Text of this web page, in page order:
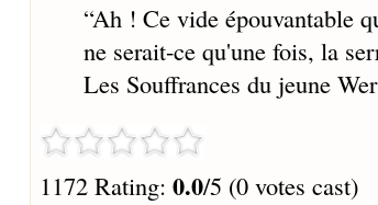
“Ah ! Ce vide épouvantable
ne serait-ce qu'une fois, la
Les Souffrances du jeune
1172 Rating: 0.0/5 (0 votes cast)